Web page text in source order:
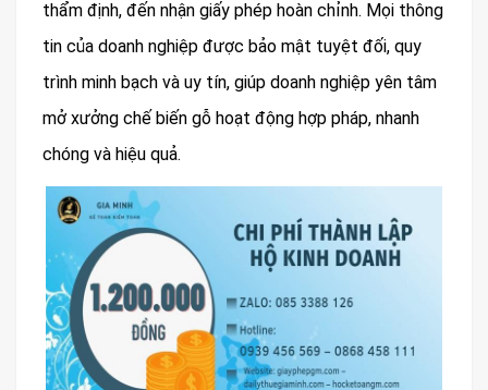
thẩm định, đến nhận giấy phép hoàn chỉnh. Mọi thông
tin của doanh nghiệp được bảo mật tuyệt đối, quy
trình minh bạch và uy tín, giúp doanh nghiệp yên tâm
mở xưởng chế biến gỗ hoạt động hợp pháp, nhanh
chóng và hiệu quả.